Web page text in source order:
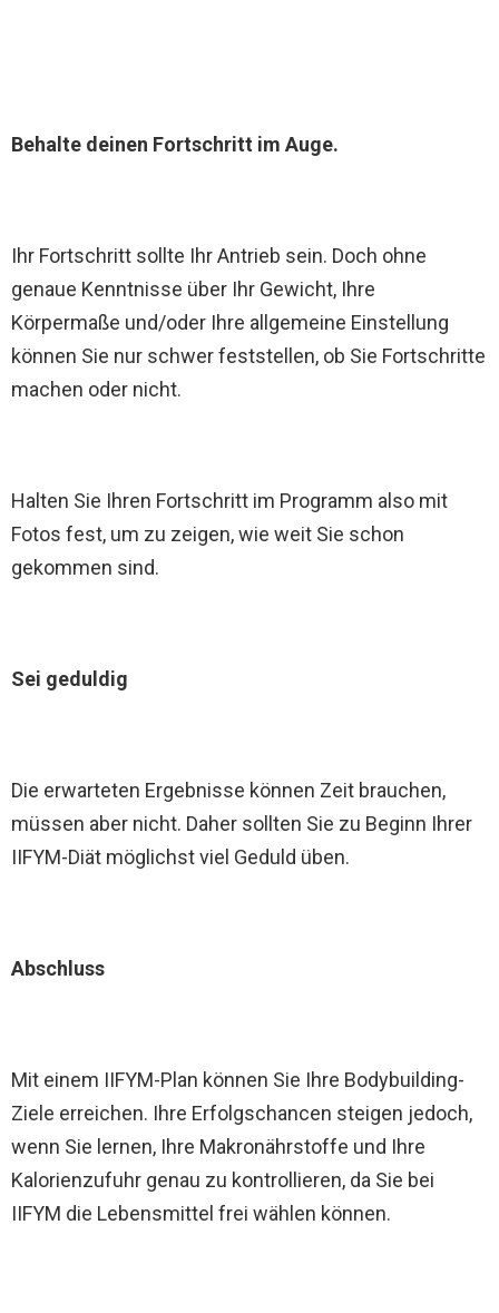
Behalte deinen Fortschritt im Auge.
Ihr Fortschritt sollte Ihr Antrieb sein. Doch ohne
genaue Kenntnisse über Ihr Gewicht, Ihre
Körpermaße und/oder Ihre allgemeine Einstellung
können Sie nur schwer feststellen, ob Sie Fortschritte
machen oder nicht.
Halten Sie Ihren Fortschritt im Programm also mit
Fotos fest, um zu zeigen, wie weit Sie schon
gekommen sind.
Sei geduldig
Die erwarteten Ergebnisse können Zeit brauchen,
müssen aber nicht. Daher sollten Sie zu Beginn Ihrer
IIFYM-Diät möglichst viel Geduld üben.
Abschluss
Mit einem IIFYM-Plan können Sie Ihre Bodybuilding-
Ziele erreichen. Ihre Erfolgschancen steigen jedoch,
wenn Sie lernen, Ihre Makronährstoffe und Ihre
Kalorienzufuhr genau zu kontrollieren, da Sie bei
IIFYM die Lebensmittel frei wählen können.